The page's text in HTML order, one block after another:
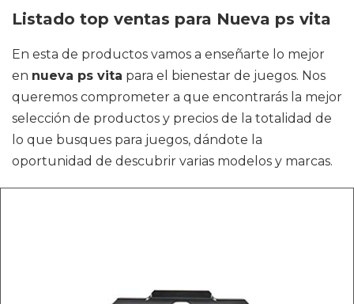
Listado top ventas para Nueva ps vita
En esta de productos vamos a enseñarte lo mejor
en nueva ps vita para el bienestar de juegos. Nos
queremos comprometer a que encontrarás la mejor
selección de productos y precios de la totalidad de
lo que busques para juegos, dándote la
oportunidad de descubrir varias modelos y marcas.